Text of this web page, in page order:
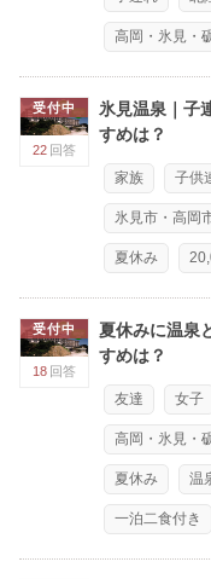
高岡・氷見・
受付中
22 回答
氷見温泉｜子
すめは？
家族 子供
氷見市・高岡
夏休み
受付中
18 回答
夏休みに温泉
すめは？
友達 女子
高岡・氷見・
夏休み 温
一泊二食付き